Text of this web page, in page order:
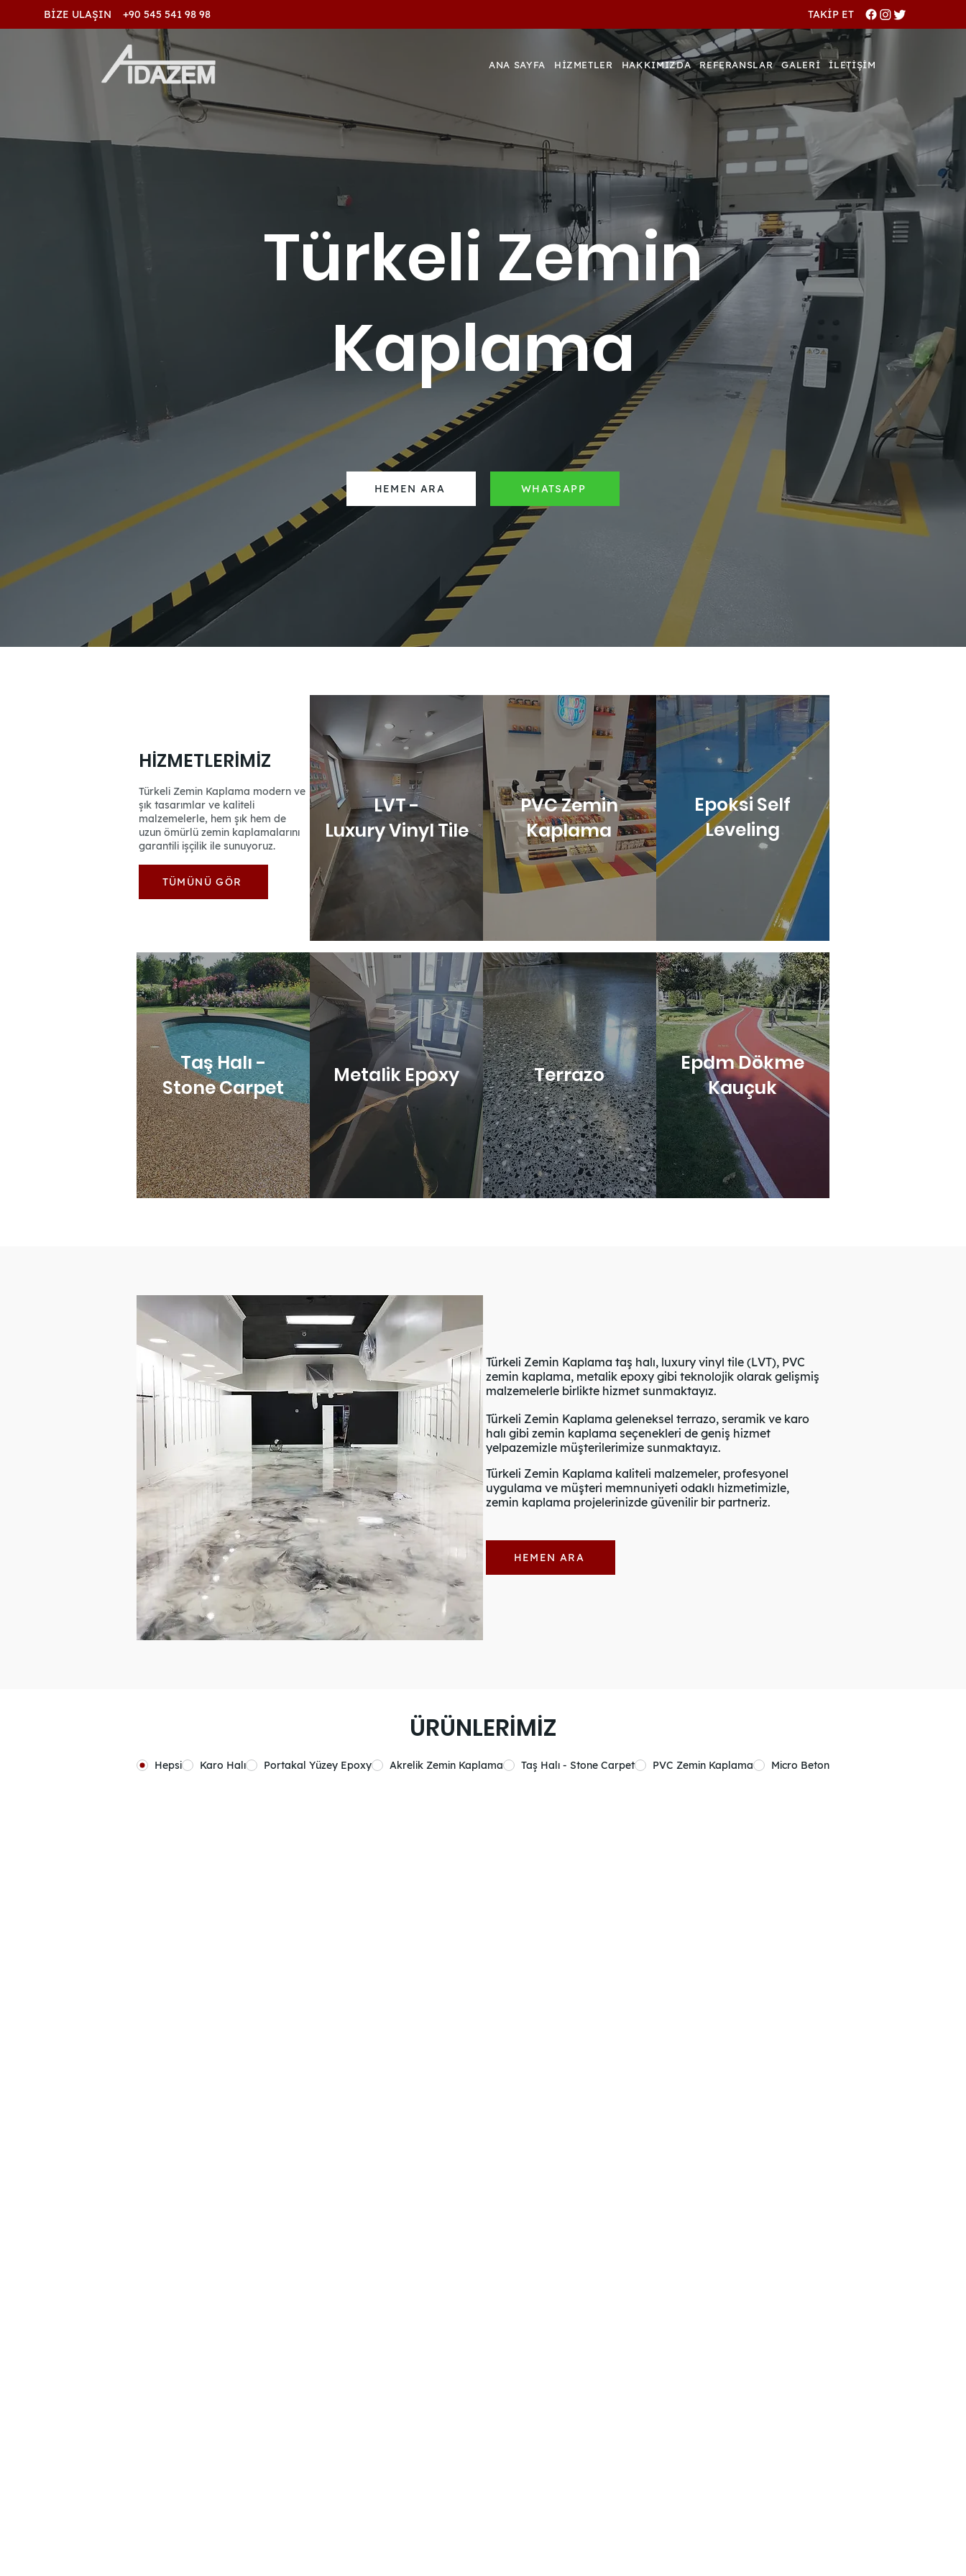
BİZE ULAŞIN +90 545 541 98 98 TAKİP ET
ANA SAYFA HİZMETLER HAKKIMIZDA REFERANSLAR GALERİ İLETİŞİM
Türkeli Zemin
Kaplama
HEMEN ARA WHATSAPP
HİZMETLERİMİZ
Türkeli Zemin Kaplama modern ve
şık tasarımlar ve kaliteli
malzemelerle, hem şık hem de
uzun ömürlü zemin kaplamalarını
garantili işçilik ile sunuyoruz.
TÜMÜNÜ GÖR
LVT -
Luxury Vinyl Tile
PVC Zemin
Kaplama
Epoksi Self
Leveling
Taş Halı -
Stone Carpet
Metalik Epoxy Terrazo
Epdm Dökme
Kauçuk
Türkeli Zemin Kaplama taş halı, luxury vinyl tile (LVT), PVC
zemin kaplama, metalik epoxy gibi teknolojik olarak gelişmiş
malzemelerle birlikte hizmet sunmaktayız.
Türkeli Zemin Kaplama geleneksel terrazo, seramik ve karo
halı gibi zemin kaplama seçenekleri de geniş hizmet
yelpazemizle müşterilerimize sunmaktayız.
Türkeli Zemin Kaplama kaliteli malzemeler, profesyonel
uygulama ve müşteri memnuniyeti odaklı hizmetimizle,
zemin kaplama projelerinizde güvenilir bir partneriz.
HEMEN ARA
ÜRÜNLERİMİZ
Hepsi Karo Halı Portakal Yüzey Epoxy Akrelik Zemin Kaplama Taş Halı - Stone Carpet PVC Zemin Kaplama Micro Beton